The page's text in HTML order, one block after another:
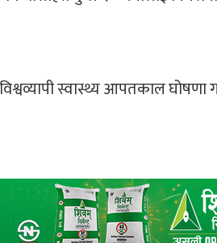
स्वास्थ्य आपतकाल घोषणा